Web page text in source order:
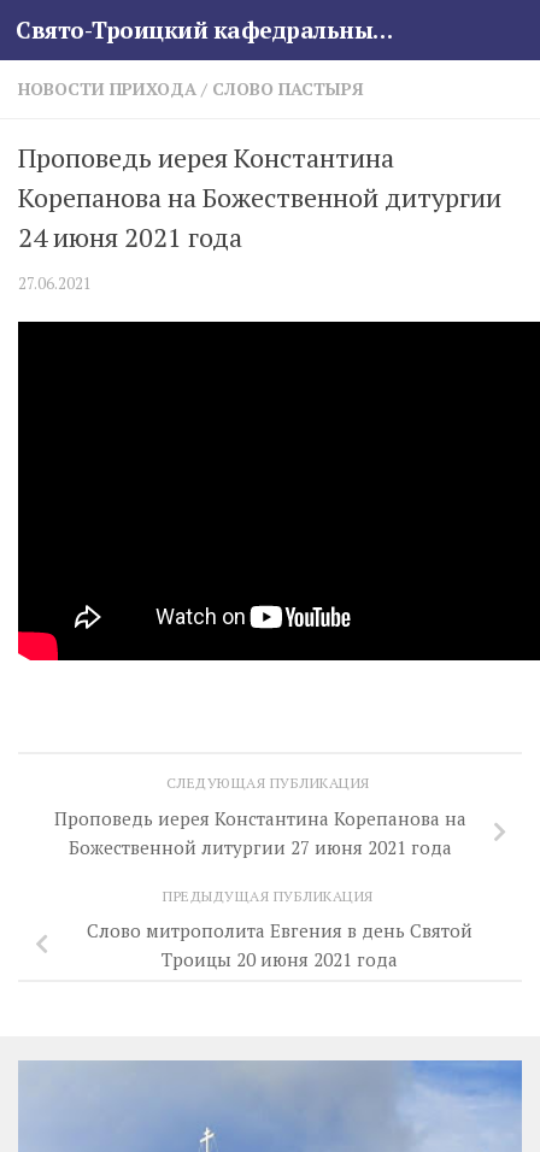
Skip to content Свято-Троицкий кафедральный собор
НОВОСТИ ПРИХОДА / СЛОВО ПАСТЫРЯ
Проповедь иерея Константина
Корепанова на Божественной дитургии
24 июня 2021 года
27.06.2021
СЛЕДУЮЩАЯ ПУБЛИКАЦИЯ
Проповедь иерея Константина Корепанова на
Божественной литургии 27 июня 2021 года
ПРЕДЫДУЩАЯ ПУБЛИКАЦИЯ
Слово митрополита Евгения в день Святой
Троицы 20 июня 2021 года